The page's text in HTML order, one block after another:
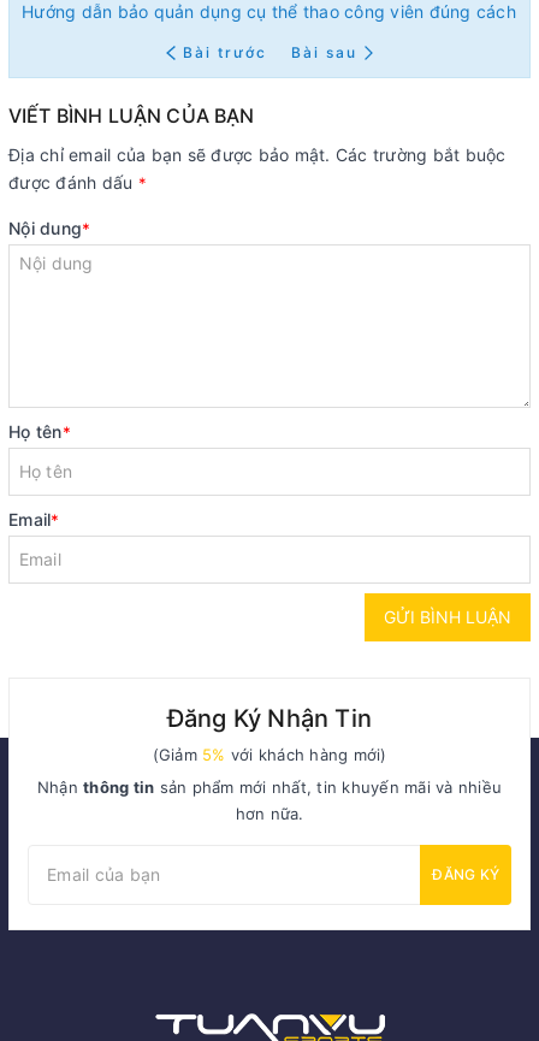
Hướng dẫn bảo quản dụng cụ thể thao công viên đúng cách
Bài trước Bài sau
VIẾT BÌNH LUẬN CỦA BẠN
Địa chỉ email của bạn sẽ được bảo mật. Các trường bắt buộc
được đánh dấu *
Nội dung*
Họ tên*
Email*
GỬI BÌNH LUẬN
Đăng Ký Nhận Tin
(Giảm 5% với khách hàng mới)
Nhậnthông tin sản phẩm mới nhất, tin khuyến mãi và nhiều
hơn nữa.
ĐĂNG KÝ